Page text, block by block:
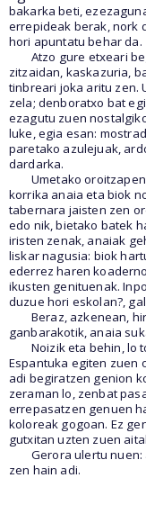
bakarka beti,
errepideak berak, nork
hori apuntatu behar da.
Atzo gure etxeari
zitzaidan, kaskazuria,
tinbreari joka aritu zen.
zela; denboratxo bat
ezagutu zuen
luke, egia esan:
paretako azulejuak,
dardarka.
Umetako
korrika anaia eta biok
tabernara jaisten zen
edo nik, bietako batek
iristen zenak, anaiak
liskar nagusia: biok
ederrez haren
ikusten genituenak.
duzue hori eskolan?,
Beraz, azkenean,
ganbarakotik, anaia
Noizik eta behin, lo
Espantuka egiten zuen
adi begiratzen genion
zeraman lo, zenbat
errepasatzen genuen
koloreak gogoan. Ez
gutxitan uzten zuen
Gerora ulertu
zen hain adi.